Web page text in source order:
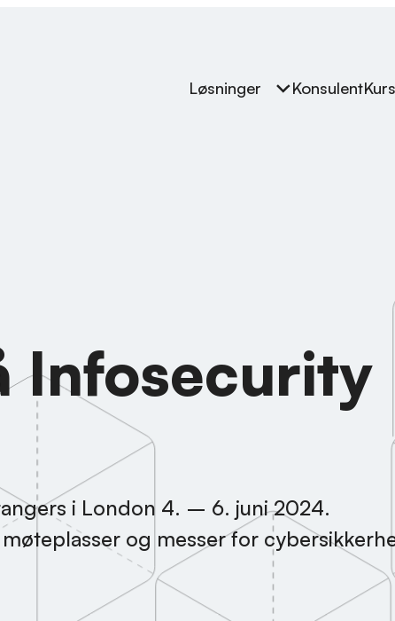
Løsninger
Konsulent
Infosecurity
i London 4. – 6. juni 2024.
og messer for